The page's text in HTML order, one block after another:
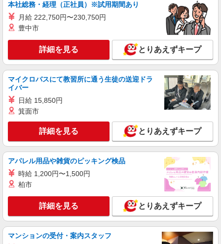
時給1400円 月収例：215000円 ★交通費規定に
基づき交通費支給
滋賀県草津市（JR東海道本線南草津駅）
キープ 詳細を見る
紹介予定派遣
株式会社パソナ・滋賀/KNS6001172731
時給1550円 ★交通費規定に基づき交通費支給
キープ 詳細を見る
派遣社員
株式会社パソナ・滋賀/KNS6001178611
時給1390円 ★交通費規定に基づき交通費支給
滋賀県草津市（草津駅）
キープ 詳細を見る
本社総務・経理（正社員）※試用期間あり
月給 222,750円〜230,750円
豊中市
詳細を見る とりあえずキープ
マイクロバスにて教習所に通う生徒の送迎ドラ
イバー
日給 15,850円
箕面市
詳細を見る とりあえずキープ
アパレル用品や雑貨のピッキング検品
時給 1,200円〜1,500円
柏市
詳細を見る とりあえずキープ
マンションの受付・案内スタッフ